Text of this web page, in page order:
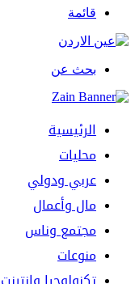
قائمة
بحث عن
الرئيسية
محليات
عربي ودولي
مال وأعمال
مجتمع وناس
منوعات